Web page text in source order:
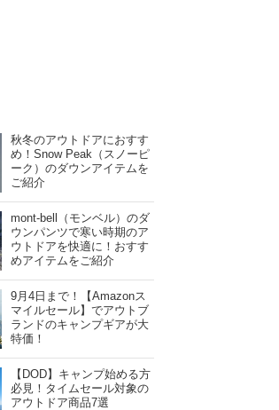
秋冬のアウトドアにおすす
め！Snow Peak（スノーピ
ーク）のダウンアイテムを
ご紹介
mont-bell（モンベル）のダ
ウンパンツで寒い時期のア
ウトドアを快適に！おすす
めアイテムをご紹介
9月4日まで！【Amazonス
マイルセール】でアウトブ
ランドのキャンプギアが大
特価！
【DOD】キャンプ始める方
必見！タイムセール対象の
アウトドア商品7選